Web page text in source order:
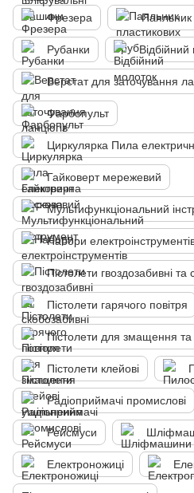
Фрезера Паяльник
Рубанки
Верстат для заточування
Фарбопульт
Циркулярка Пила
Гайковерт мережевий
Мультифункціональний
Набори
Пістолети гвоздозабивні та
Пістолети гарячого повітря
Пістолети для змащення
Пістолети клейові
Радіоприймачі промислові
Рейсмуси
Електроножиці